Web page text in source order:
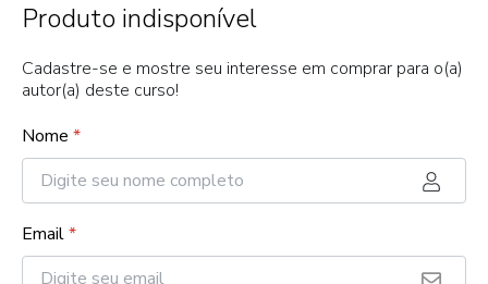
Produto indisponível
Cadastre-se e mostre seu interesse em comprar para o(a)
autor(a) deste curso!
Nome *
Email*